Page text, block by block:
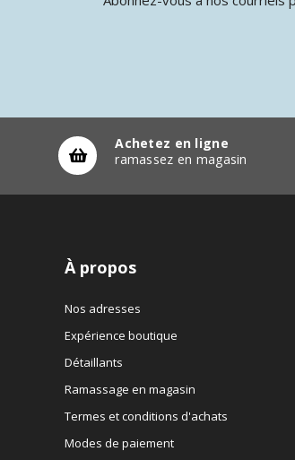
Achetez en ligne
ramassez en magasin
À propos
Nos adresses
Expérience boutique
Détaillants
Ramassage en magasin
Termes et conditions d'achats
Modes de paiement